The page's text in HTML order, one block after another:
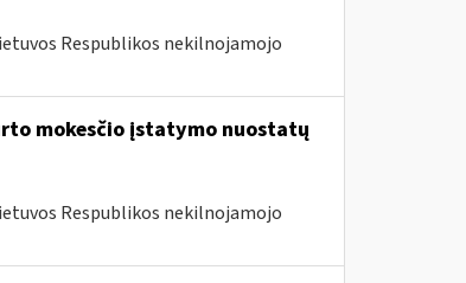
Respublikos nekilnojamojo
mokesčio įstatymo nuostatų
Respublikos nekilnojamojo